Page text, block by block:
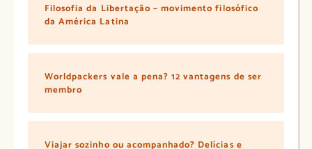
Filosofia da Libertação – movimento filosófico
da América Latina
Worldpackers vale a pena? 12 vantagens de ser
membro
Viajar sozinho ou acompanhado? Delícias e